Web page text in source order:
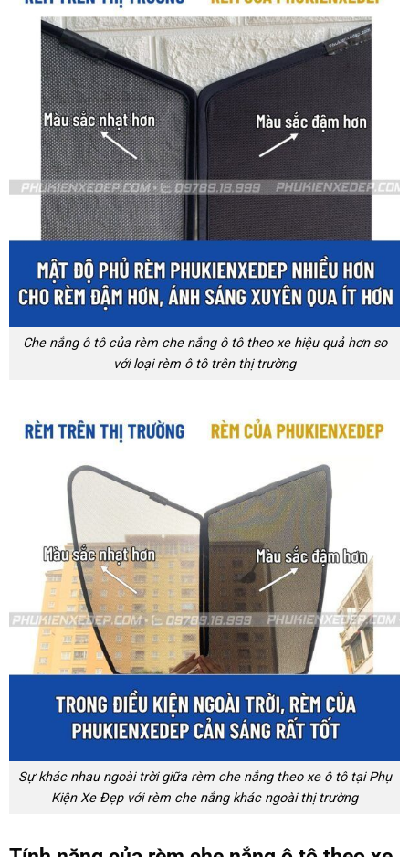
Che nắng ô tô của rèm che nắng ô tô theo xe hiệu quả hơn so
với loại rèm ô tô trên thị trường
Sự khác nhau ngoài trời giữa rèm che nắng theo xe ô tô tại Phụ
Kiện Xe Đẹp với rèm che nắng khác ngoài thị trường